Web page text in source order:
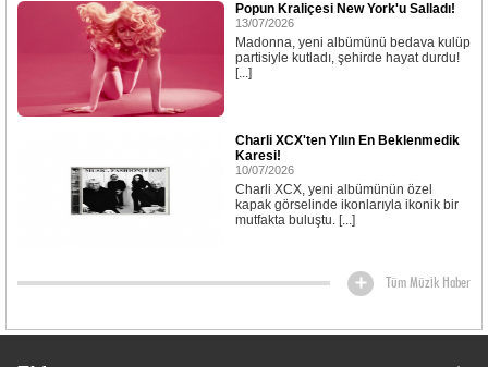
Popun Kraliçesi New York'u Salladı!
13/07/2026
Madonna, yeni albümünü bedava kulüp
partisiyle kutladı, şehirde hayat durdu!
[...]
Charli XCX'ten Yılın En Beklenmedik
Karesi!
10/07/2026
Charli XCX, yeni albümünün özel
kapak görselinde ikonlarıyla ikonik bir
mutfakta buluştu. [...]
Tüm Müzik Haber